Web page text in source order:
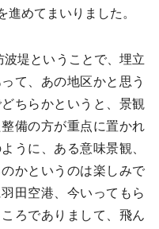
めてまいりました。
堤ということで、埋立
て、あの地区かと思う
ちらかというと、景観
備の方が重点に置かれ
うに、ある意味景観、
かというのは楽しみで
田空港、今いってもら
ろでありまして、飛ん